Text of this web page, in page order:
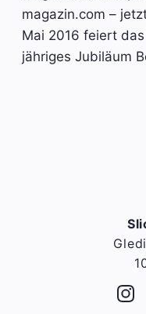
magazin.com –
Mai 2016 feiert
jähriges Jubiläum